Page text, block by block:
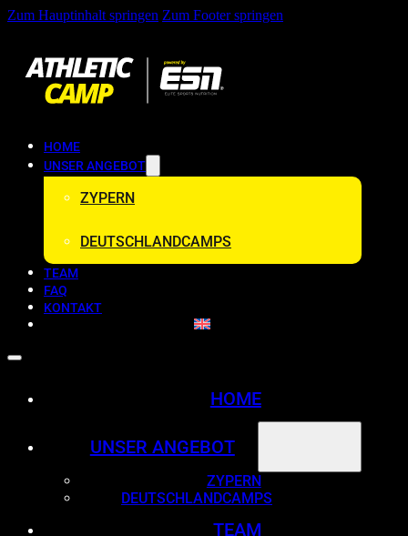
Zum Hauptinhalt springen Zum Footer springen
HOME
UNSER ANGEBOT
ZYPERN
DEUTSCHLANDCAMPS
TEAM
FAQ
KONTAKT
HOME
UNSER ANGEBOT
ZYPERN
DEUTSCHLANDCAMPS
TEAM